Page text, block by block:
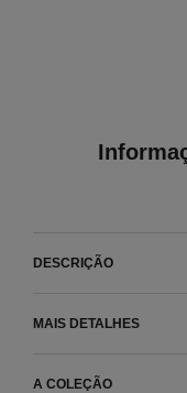
DESCRIÇÃO
MAIS DETALHES
A COLEÇÃO